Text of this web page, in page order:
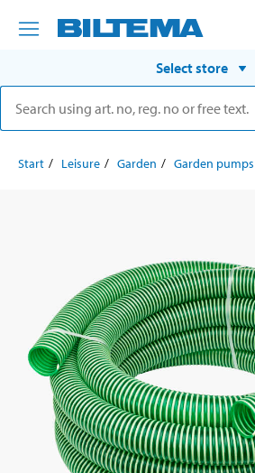
Select store
Start Leisure Garden Garden pumps